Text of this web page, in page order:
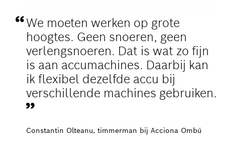
We moeten werken op grote
hoogtes. Geen snoeren, geen
verlengsnoeren. Dat is wat zo fijn
is aan accumachines. Daarbij kan
ik flexibel dezelfde accu bij
verschillende machines gebruiken.
Constantin Olteanu, timmerman bij Acciona Ombú